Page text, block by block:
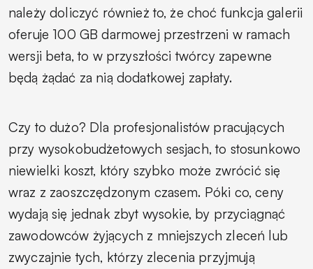
należy doliczyć również to, że choć funkcja galerii
oferuje 100 GB darmowej przestrzeni w ramach
wersji beta, to w przyszłości twórcy zapewne
będą żądać za nią dodatkowej zapłaty.
Czy to dużo? Dla profesjonalistów pracujących
przy wysokobudżetowych sesjach, to stosunkowo
niewielki koszt, który szybko może zwrócić się
wraz z zaoszczędzonym czasem. Póki co, ceny
wydają się jednak zbyt wysokie, by przyciągnąć
zawodowców żyjących z mniejszych zleceń lub
zwyczajnie tych, którzy zlecenia przyjmują